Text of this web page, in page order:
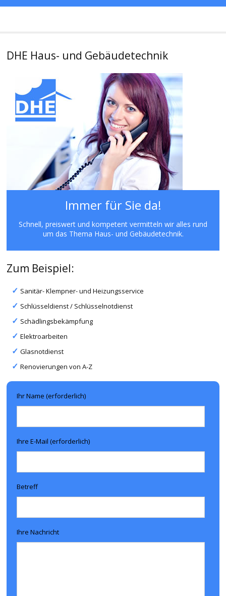
DHE Haus- und Gebäudetechnik
Immer für Sie da!
Schnell, preiswert und kompetent vermitteln wir alles rund
um das Thema Haus- und Gebäudetechnik.
Zum Beispiel:
Sanitär- Klempner- und Heizungsservice
Schlüsseldienst / Schlüsselnotdienst
Schädlingsbekämpfung
Elektroarbeiten
Glasnotdienst
Renovierungen von A-Z
Ihr Name (erforderlich)
Ihre E-Mail (erforderlich)
Betreff
Ihre Nachricht